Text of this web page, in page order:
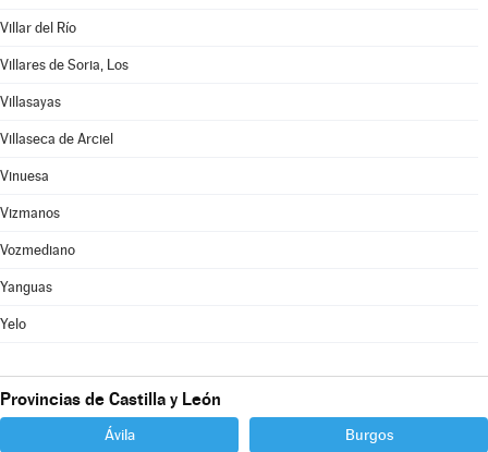
Villar del Río
Villares de Soria, Los
Villasayas
Villaseca de Arciel
Vinuesa
Vizmanos
Vozmediano
Yanguas
Yelo
Provincias de Castilla y León
Ávila Burgos